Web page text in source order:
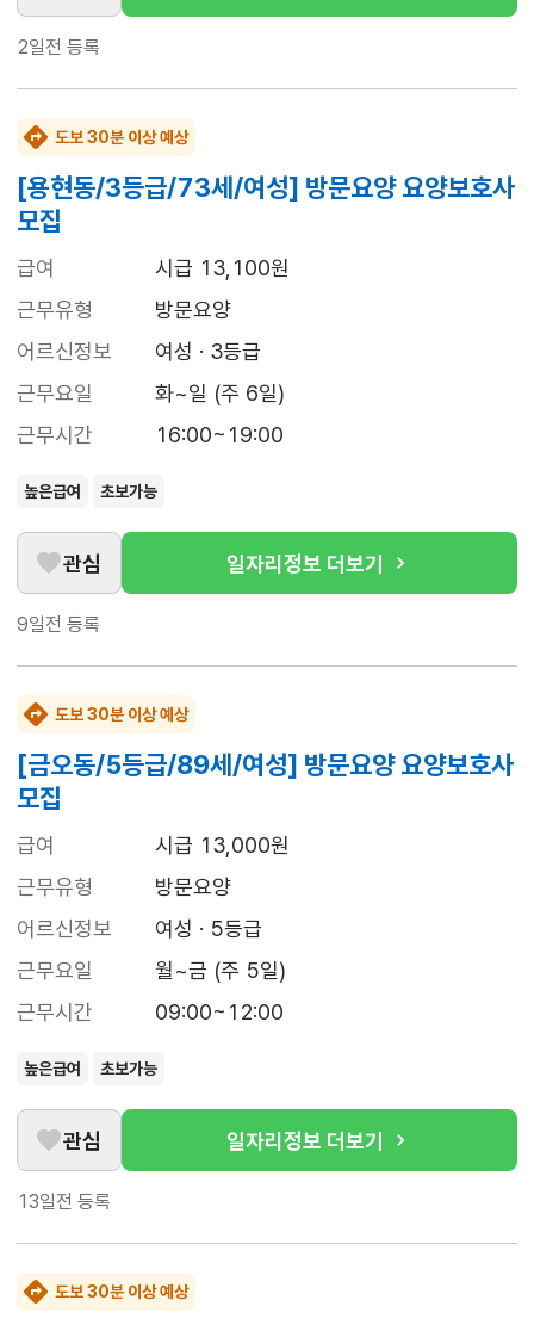
2일전 등록
도보 30분 이상 예상
[용현동/3등급/73세/여성] 방문요양 요양보호사
모집
급여
시급 13,100원
근무유형
방문요양
어르신정보
여성 · 3등급
근무요일
화~일 (주 6일)
근무시간
16:00~19:00
높은급여 초보가능
관심 일자리정보 더보기
9일전 등록
도보 30분 이상 예상
[금오동/5등급/89세/여성] 방문요양 요양보호사
모집
급여
시급 13,000원
근무유형
방문요양
어르신정보
여성 · 5등급
근무요일
월~금 (주 5일)
근무시간
09:00~12:00
높은급여 초보가능
관심 일자리정보 더보기
13일전 등록
도보 30분 이상 예상